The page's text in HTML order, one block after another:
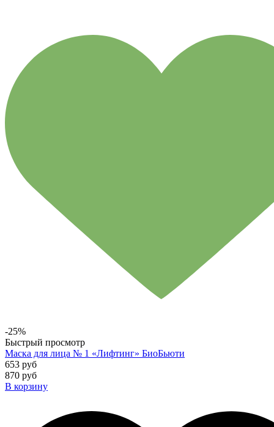
-25%
Быстрый просмотр
Маска для лица № 1 «Лифтинг» БиоБьюти
653 руб
870 руб
В корзину